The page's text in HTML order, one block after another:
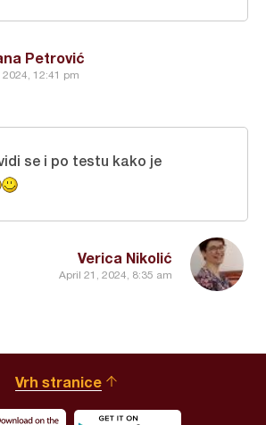
Petrović
2024, 12:41 pm
Verica Nikolić
April 21, 2024, 8:35 am
se i po testu kako je
Vrh stranice